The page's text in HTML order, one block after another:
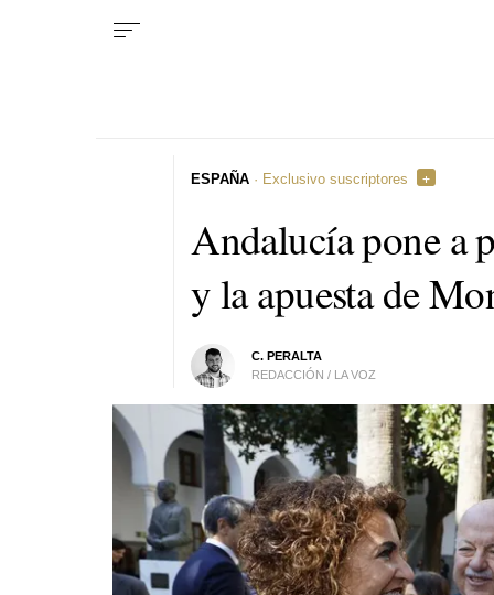
Andalucía pone a
y la apuesta de
C. PERALTA
REDACCIÓN / LA VOZ
ESPAÑA · Exclusivo suscriptores